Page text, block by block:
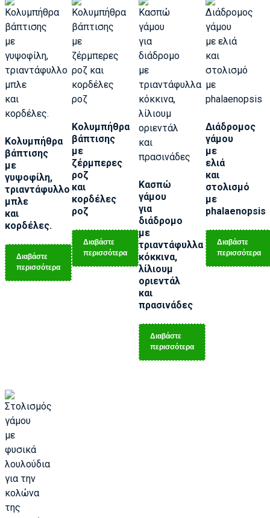
Κολυμπήθρα
βάπτισης
με
γυψοφίλη,
τριαντάφυλλο
μπλε
και
κορδέλες.
Διαβάστε
περισσότερα
Κολυμπήθρα
βάπτισης
με
ζέρμπερες
ροζ
και
κορδέλες
ροζ
Διαβάστε
περισσότερα
Κασπώ
γάμου
για
διάδρομο
με
τριαντάφυλλα
κόκκινα,
λίλιουμ
οριεντάλ
και
πρασινάδες
Διαβάστε
περισσότερα
Διάδρομος
γάμου
με
ελιά
και
στολισμό
με
phalaenopsis
Διαβάστε
περισσότερα